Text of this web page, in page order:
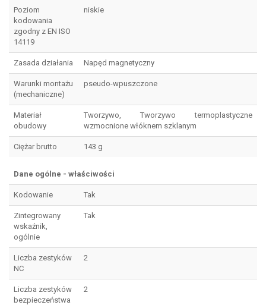
Poziom
kodowania
zgodny z EN ISO
14119
niskie
Zasada działania Napęd magnetyczny
Warunki montażu
(mechaniczne)
pseudo-wpuszczone
Materiał
obudowy
Tworzywo, Tworzywo termoplastyczne
wzmocnione włóknem szklanym
Ciężar brutto 143 g
Dane ogólne - właściwości
Kodowanie Tak
Zintegrowany
wskaźnik,
ogólnie
Tak
Liczba zestyków
NC
2
Liczba zestyków
bezpieczeństwa
2